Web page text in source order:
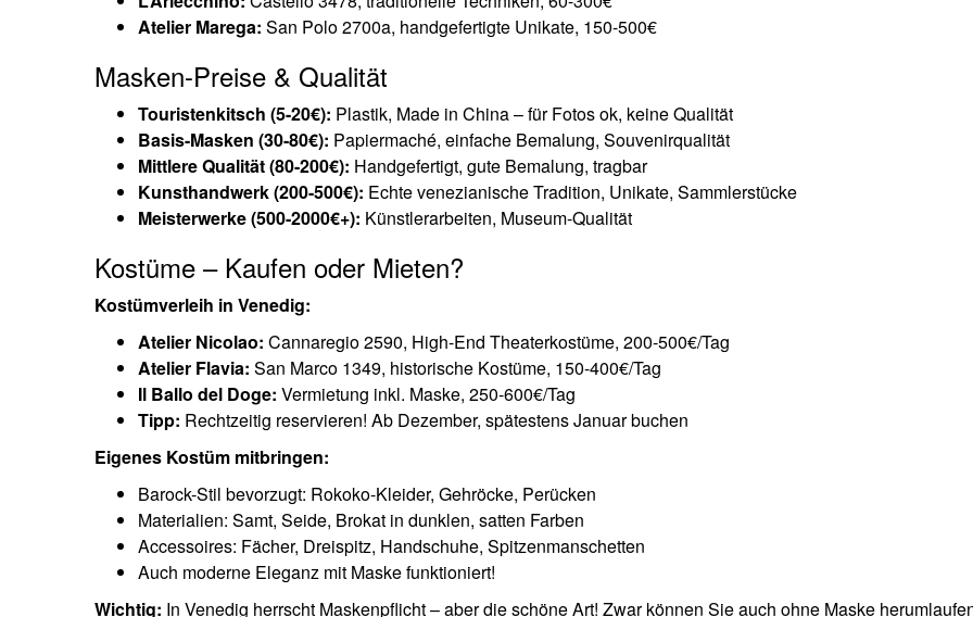
Atelier Marega: San Polo 2700a, handgefertigte Unikate, 150-500€
Masken-Preise & Qualität
Touristenkitsch (5-20€): Plastik, Made in China – für Fotos ok, keine Qualität
Basis-Masken (30-80€): Papiermaché, einfache Bemalung, Souvenirqualität
Mittlere Qualität (80-200€): Handgefertigt, gute Bemalung, tragbar
Kunsthandwerk (200-500€): Echte venezianische Tradition, Unikate, Sammlerstücke
Meisterwerke (500-2000€+): Künstlerarbeiten, Museum-Qualität
Kostüme – Kaufen oder Mieten?
Kostümverleih in Venedig:
Atelier Nicolao: Cannaregio 2590, High-End Theaterkostüme, 200-500€/Tag
Atelier Flavia: San Marco 1349, historische Kostüme, 150-400€/Tag
Il Ballo del Doge: Vermietung inkl. Maske, 250-600€/Tag
Tipp: Rechtzeitig reservieren! Ab Dezember, spätestens Januar buchen
Eigenes Kostüm mitbringen:
Barock-Stil bevorzugt: Rokoko-Kleider, Gehröcke, Perücken
Materialien: Samt, Seide, Brokat in dunklen, satten Farben
Accessoires: Fächer, Dreispitz, Handschuhe, Spitzenmanschetten
Auch moderne Eleganz mit Maske funktioniert!
Wichtig: In Venedig herrscht Maskenpflicht – aber die schöne Art! Zwar können Sie auch ohne Maske